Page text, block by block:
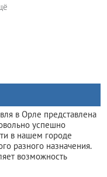
в Орле представлена
успешно
в нашем городе
разного назначения.
возможность